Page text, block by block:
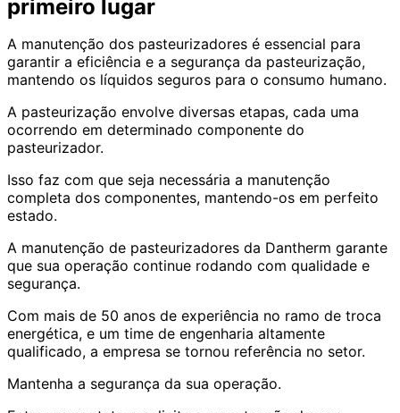
primeiro lugar
A manutenção dos pasteurizadores é essencial para
garantir a eficiência e a segurança da pasteurização,
mantendo os líquidos seguros para o consumo humano.
A pasteurização envolve diversas etapas, cada uma
ocorrendo em determinado componente do
pasteurizador.
Isso faz com que seja necessária a manutenção
completa dos componentes, mantendo-os em perfeito
estado.
A manutenção de pasteurizadores da Dantherm garante
que sua operação continue rodando com qualidade e
segurança.
Com mais de 50 anos de experiência no ramo de troca
energética, e um time de engenharia altamente
qualificado, a empresa se tornou referência no setor.
Mantenha a segurança da sua operação.